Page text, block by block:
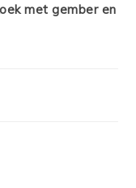
met gember en